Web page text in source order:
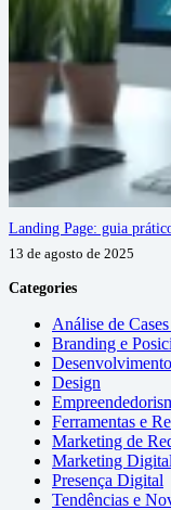
Landing Page: guia
13 de agosto de 2025
Categories
Análise de
Branding e
Design
Ferramentas e
Marketing de
Marketing Digital
Presença Digital
Tendências e